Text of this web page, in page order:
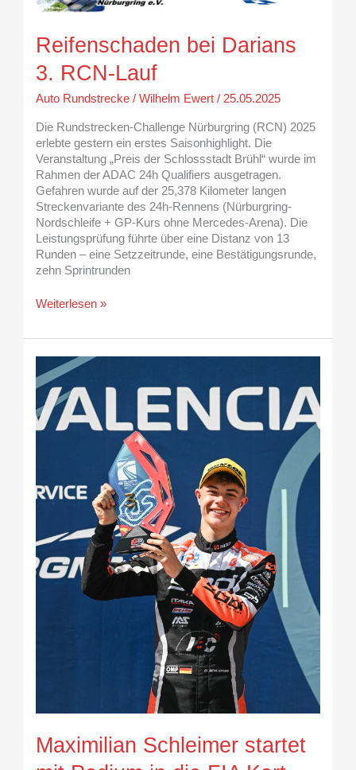
Reifenschaden bei Darians
3. RCN-Lauf
Auto Rundstrecke/ Wilhelm Ewert / 25.05.2025
Die Rundstrecken-Challenge Nürburgring (RCN) 2025
erlebte gestern ein erstes Saisonhighlight. Die
Veranstaltung „Preis der Schlossstadt Brühl“ wurde im
Rahmen der ADAC 24h Qualifiers ausgetragen.
Gefahren wurde auf der 25,378 Kilometer langen
Streckenvariante des 24h-Rennens (Nürburgring-
Nordschleife + GP-Kurs ohne Mercedes-Arena). Die
Leistungsprüfung führte über eine Distanz von 13
Runden – eine Setzzeitrunde, eine Bestätigungsrunde,
zehn Sprintrunden
Darians
RCN-
Lauf
Weiterlesen »
Maximilian Schleimer startet
Maximilian
Schleimer
startet
mit
Podium
Kart-
Europameisterschaft